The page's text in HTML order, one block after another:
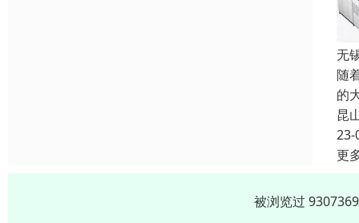
无
随
的
昆
23-
更
被浏览过